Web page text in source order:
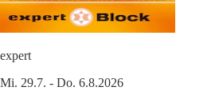
expert
Mi. 29.7. - Do. 6.8.2026